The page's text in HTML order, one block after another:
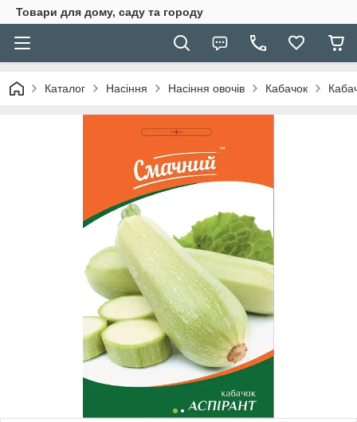
Товари для дому, саду та городу
Каталог Насіння Насіння овочів Кабачок